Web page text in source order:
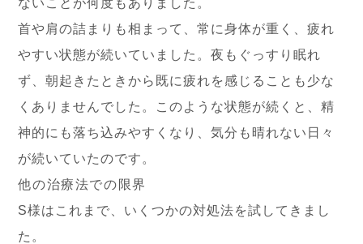
ないことが何度もありました。
首や肩の詰まりも相まって、常に身体が重く、疲れ
やすい状態が続いていました。夜もぐっすり眠れ
ず、朝起きたときから既に疲れを感じることも少な
くありませんでした。このような状態が続くと、精
神的にも落ち込みやすくなり、気分も晴れない日々
が続いていたのです。
他の治療法での限界
S様はこれまで、いくつかの対処法を試してきまし
た。